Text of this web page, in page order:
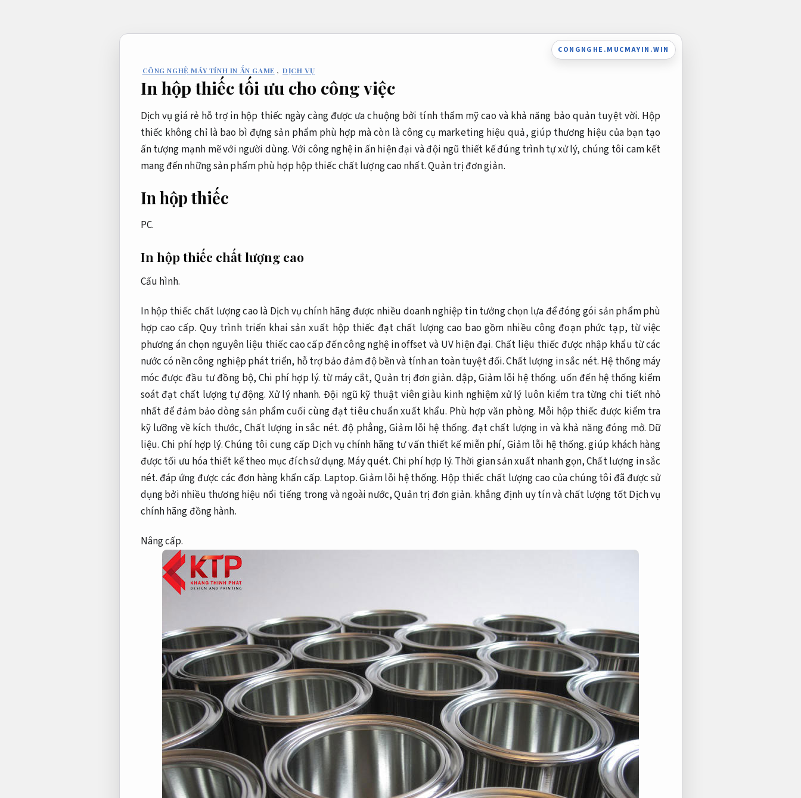
CONGNGHE.MUCMAYIN.WIN
CÔNG NGHỆ MÁY TÍNH IN ẤN GAME , DỊCH VỤ
In hộp thiếc tối ưu cho công việc
Dịch vụ giá rẻ hỗ trợ in hộp thiếc ngày càng được ưa chuộng bởi tính thẩm mỹ cao và khả năng bảo quản tuyệt vời. Hộp
thiếc không chỉ là bao bì đựng sản phẩm phù hợp mà còn là công cụ marketing hiệu quả, giúp thương hiệu của bạn tạo
ấn tượng mạnh mẽ với người dùng. Với công nghệ in ấn hiện đại và đội ngũ thiết kế đúng trình tự xử lý, chúng tôi cam kết
mang đến những sản phẩm phù hợp hộp thiếc chất lượng cao nhất.Quản trị đơn giản.
In hộp thiếc
PC.
In hộp thiếc chất lượng cao
Cấu hình.
In hộp thiếc chất lượng cao là Dịch vụ chính hãng được nhiều doanh nghiệp tin tưởng chọn lựa để đóng gói sản phẩm phù
hợp cao cấp. Quy trình triển khai sản xuất hộp thiếc đạt chất lượng cao bao gồm nhiều công đoạn phức tạp, từ việc
phương án chọn nguyên liệu thiếc cao cấp đến công nghệ in offset và UV hiện đại. Chất liệu thiếc được nhập khẩu từ các
nước có nền công nghiệp phát triển, hỗ trợ bảo đảm độ bền và tính an toàn tuyệt đối.Chất lượng in sắc nét. Hệ thống máy
móc được đầu tư đồng bộ, Chi phí hợp lý. từ máy cắt,Quản trị đơn giản. dập, Giảm lỗi hệ thống. uốn đến hệ thống kiểm
soát đạt chất lượng tự động. Xử lý nhanh. Đội ngũ kỹ thuật viên giàu kinh nghiệm xử lý luôn kiểm tra từng chi tiết nhỏ
nhất để đảm bảo dòng sản phẩm cuối cùng đạt tiêu chuẩn xuất khẩu. Phù hợp văn phòng. Mỗi hộp thiếc được kiểm tra
kỹ lưỡng về kích thước,Chất lượng in sắc nét. độ phẳng,Giảm lỗi hệ thống. đạt chất lượng in và khả năng đóng mở. Dữ
liệu. Chi phí hợp lý.Chúng tôi cung cấp Dịch vụ chính hãng tư vấn thiết kế miễn phí, Giảm lỗi hệ thống.giúp khách hàng
được tối ưu hóa thiết kế theo mục đích sử dụng. Máy quét. Chi phí hợp lý. Thời gian sản xuất nhanh gọn,Chất lượng in sắc
nét. đáp ứng được các đơn hàng khẩn cấp. Laptop.Giảm lỗi hệ thống. Hộp thiếc chất lượng cao của chúng tôi đã được sử
dụng bởi nhiều thương hiệu nổi tiếng trong và ngoài nước,Quản trị đơn giản. khẳng định uy tín và chất lượng tốt Dịch vụ
chính hãng đồng hành.
Nâng cấp.